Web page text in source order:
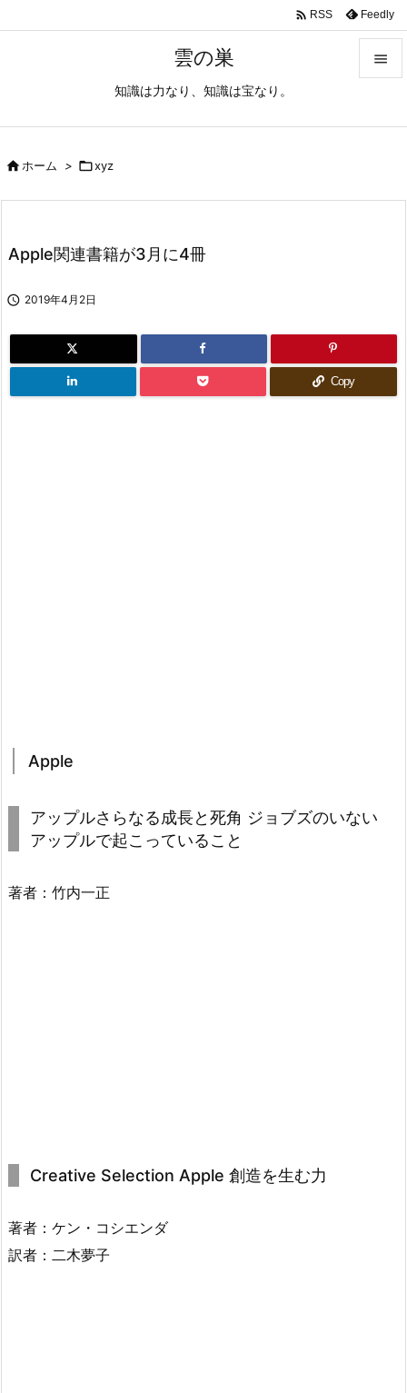
雲の巣
知識は力なり、知識は宝なり。

 RSS Feedly
ホーム > xyz
Apple関連書籍が3月に4冊
 2019年4月2日
Copy
Apple
アップルさらなる成長と死角 ジョブズのいない
アップルで起こっていること
著者：竹内一正
Creative Selection Apple 創造を生む力
著者：ケン・コシエンダ
訳者：二木夢子